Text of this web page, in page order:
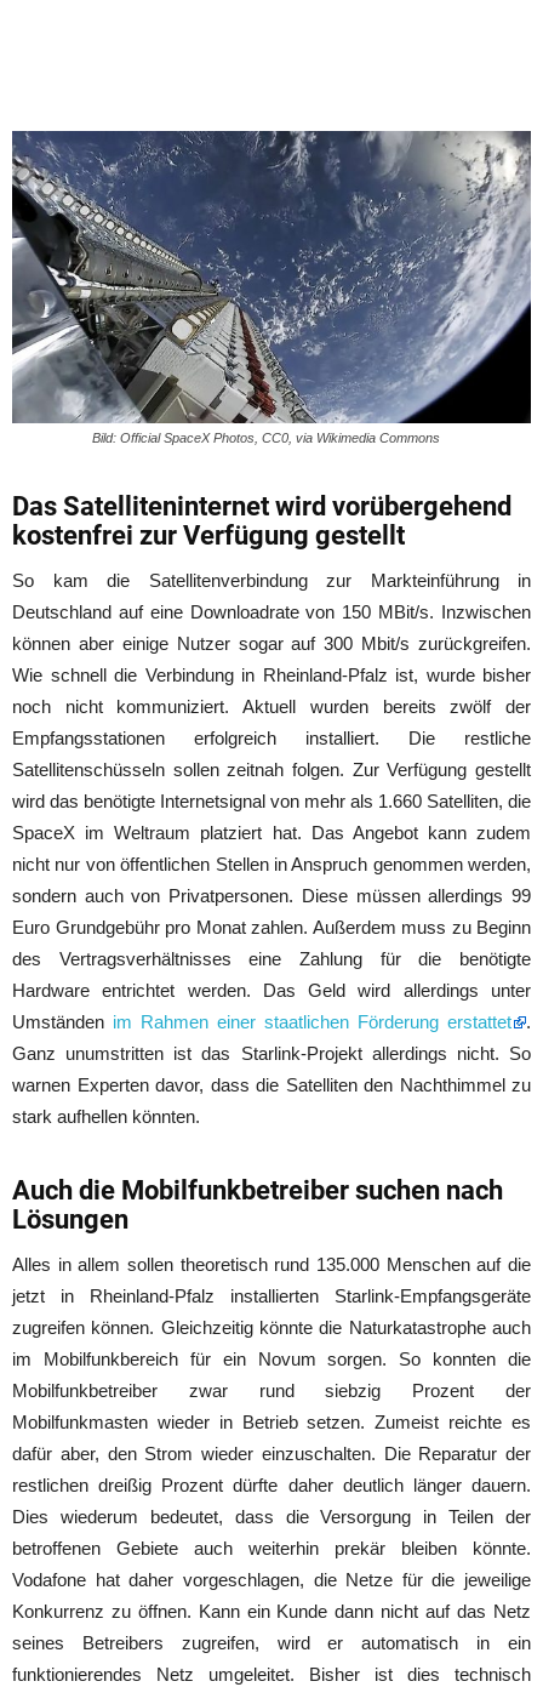
Bild: Official SpaceX Photos, CC0, via Wikimedia Commons
Das Satelliteninternet wird vorübergehend
kostenfrei zur Verfügung gestellt
So kam die Satellitenverbindung zur Markteinführung in
Deutschland auf eine Downloadrate von 150 MBit/s. Inzwischen
können aber einige Nutzer sogar auf 300 Mbit/s zurückgreifen.
Wie schnell die Verbindung in Rheinland-Pfalz ist, wurde bisher
noch nicht kommuniziert. Aktuell wurden bereits zwölf der
Empfangsstationen erfolgreich installiert. Die restliche
Satellitenschüsseln sollen zeitnah folgen. Zur Verfügung gestellt
wird das benötigte Internetsignal von mehr als 1.660 Satelliten, die
SpaceX im Weltraum platziert hat. Das Angebot kann zudem
nicht nur von öffentlichen Stellen in Anspruch genommen werden,
sondern auch von Privatpersonen. Diese müssen allerdings 99
Euro Grundgebühr pro Monat zahlen. Außerdem muss zu Beginn
des Vertragsverhältnisses eine Zahlung für die benötigte
Hardware entrichtet werden. Das Geld wird allerdings unter
Umständen im Rahmen einer staatlichen Förderung erstattet
.
Ganz unumstritten ist das Starlink-Projekt allerdings nicht. So
warnen Experten davor, dass die Satelliten den Nachthimmel zu
stark aufhellen könnten.
Auch die Mobilfunkbetreiber suchen nach
Lösungen
Alles in allem sollen theoretisch rund 135.000 Menschen auf die
jetzt in Rheinland-Pfalz installierten Starlink-Empfangsgeräte
zugreifen können. Gleichzeitig könnte die Naturkatastrophe auch
im Mobilfunkbereich für ein Novum sorgen. So konnten die
Mobilfunkbetreiber zwar rund siebzig Prozent der
Mobilfunkmasten wieder in Betrieb setzen. Zumeist reichte es
dafür aber, den Strom wieder einzuschalten. Die Reparatur der
restlichen dreißig Prozent dürfte daher deutlich länger dauern.
Dies wiederum bedeutet, dass die Versorgung in Teilen der
betroffenen Gebiete auch weiterhin prekär bleiben könnte.
Vodafone hat daher vorgeschlagen, die Netze für die jeweilige
Konkurrenz zu öffnen. Kann ein Kunde dann nicht auf das Netz
seines Betreibers zugreifen, wird er automatisch in ein
funktionierendes Netz umgeleitet. Bisher ist dies technisch